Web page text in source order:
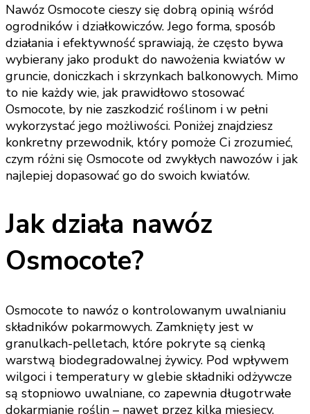
Nawóz Osmocote cieszy się dobrą opinią wśród
ogrodników i działkowiczów. Jego forma, sposób
działania i efektywność sprawiają, że często bywa
wybierany jako produkt do nawożenia kwiatów w
gruncie, doniczkach i skrzynkach balkonowych. Mimo
to nie każdy wie, jak prawidłowo stosować
Osmocote, by nie zaszkodzić roślinom i w pełni
wykorzystać jego możliwości. Poniżej znajdziesz
konkretny przewodnik, który pomoże Ci zrozumieć,
czym różni się Osmocote od zwykłych nawozów i jak
najlepiej dopasować go do swoich kwiatów.
Jak działa nawóz
Osmocote?
Osmocote to nawóz o kontrolowanym uwalnianiu
składników pokarmowych. Zamknięty jest w
granulkach-pelletach, które pokryte są cienką
warstwą biodegradowalnej żywicy. Pod wpływem
wilgoci i temperatury w glebie składniki odżywcze
są stopniowo uwalniane, co zapewnia długotrwałe
dokarmianie roślin – nawet przez kilka miesięcy.